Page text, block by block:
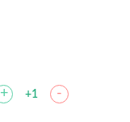
+ +1 -